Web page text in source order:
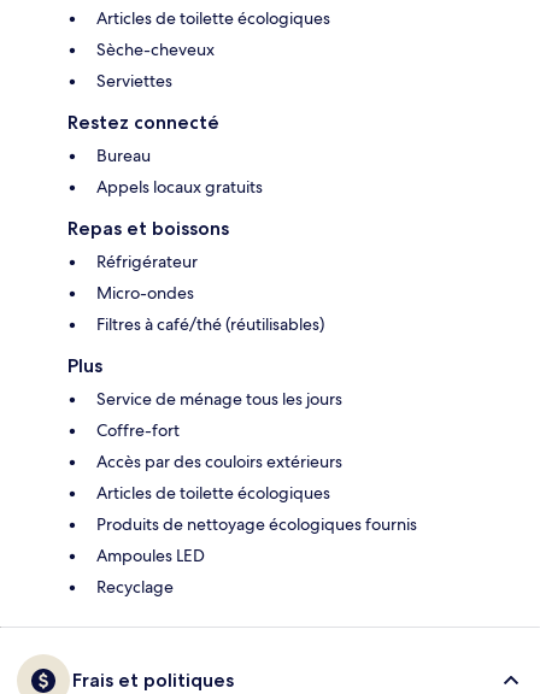
Articles de toilette écologiques
Sèche-cheveux
Serviettes
Restez connecté
Bureau
Appels locaux gratuits
Repas et boissons
Réfrigérateur
Micro-ondes
Filtres à café/thé (réutilisables)
Plus
Service de ménage tous les jours
Coffre-fort
Accès par des couloirs extérieurs
Articles de toilette écologiques
Produits de nettoyage écologiques fournis
Ampoules LED
Recyclage
Frais et politiques